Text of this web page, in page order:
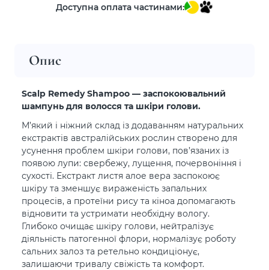
Доступна оплата частинами:
Опис
Scalp Remedy Shampoo — заспокоювальний
шампунь для волосся та шкіри голови.
М’який і ніжний склад із додаванням натуральних
екстрактів австралійських рослин створено для
усунення проблем шкіри голови, пов’язаних із
появою лупи: свербежу, лущення, почервоніння і
сухості. Екстракт листя алое вера заспокоює
шкіру та зменшує вираженість запальних
процесів, а протеїни рису та кіноа допомагають
відновити та устримати необхідну вологу.
Глибоко очищає шкіру голови, нейтралізує
діяльність патогенної флори, нормалізує роботу
сальних залоз та ретельно кондиціонує,
залишаючи тривалу свіжість та комфорт.